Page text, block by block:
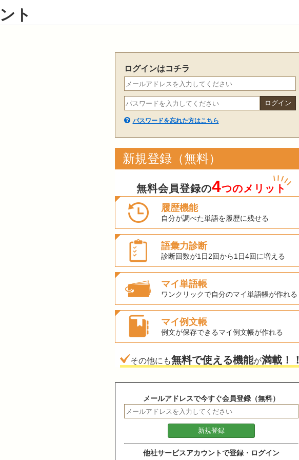
ト
ログインはコチラ
パスワードを忘れた方はこちら
新規登録（無料）
無料会員登録の4つのメリット
履歴機能
自分が調べた単語を履歴に残せる
語彙力診断
診断回数が1日2回から1日4回に増える
マイ単語帳
ワンクリックで自分のマイ単語帳が作れる
マイ例文帳
例文が保存できるマイ例文帳が作れる
その他にも無料で使える機能が満載！！
メールアドレスで今すぐ会員登録（無料）
他社サービスアカウントで登録・ログイン